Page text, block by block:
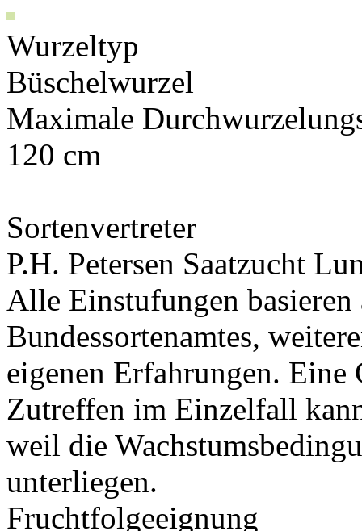
Wurzeltyp
Büschelwurzel
Maximale
120 cm
Sortenvertreter
P.H. Petersen Saatzucht
Alle Einstufungen basieren
Bundessortenamtes,
eigenen Erfahrungen.
Zutreffen im Einzelfall
weil die
unterliegen.
Fruchtfolgeeignung